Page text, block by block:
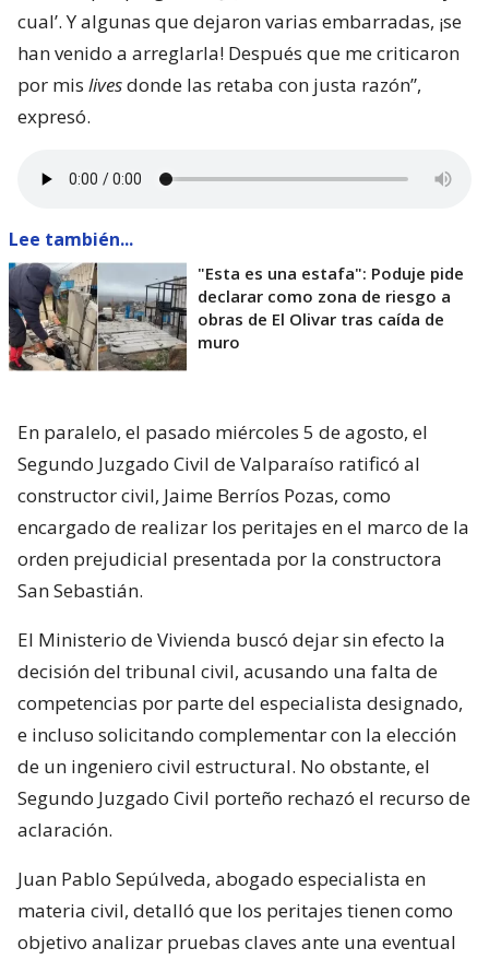
cual’. Y algunas que dejaron varias embarradas, ¡se
han venido a arreglarla! Después que me criticaron
por mis livesdonde las retaba con justa razón”,
expresó.
Lee también...
"Esta es una estafa": Poduje pide
declarar como zona de riesgo a
obras de El Olivar tras caída de
muro
En paralelo, el pasado miércoles 5 de agosto, el
Segundo Juzgado Civil de Valparaíso ratificó al
constructor civil, Jaime Berríos Pozas, como
encargado de realizar los peritajes en el marco de la
orden prejudicial presentada por la constructora
San Sebastián.
El Ministerio de Vivienda buscó dejar sin efecto la
decisión del tribunal civil, acusando una falta de
competencias por parte del especialista designado,
e incluso solicitando complementar con la elección
de un ingeniero civil estructural. No obstante, el
Segundo Juzgado Civil porteño rechazó el recurso de
aclaración.
Juan Pablo Sepúlveda, abogado especialista en
materia civil, detalló que los peritajes tienen como
objetivo analizar pruebas claves ante una eventual